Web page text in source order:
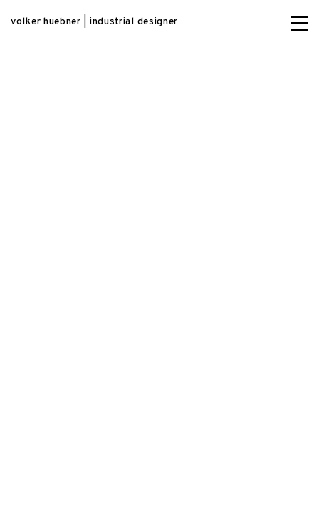
volker huebner | industrial designer